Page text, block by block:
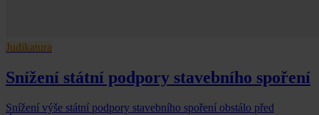
Judikatura
Snížení státní podpory stavebního spoření
Snížení výše státní podpory stavebního spoření obstálo před